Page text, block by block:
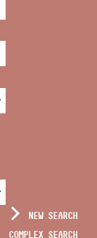
NEW SEARCH
COMPLEX SEARCH